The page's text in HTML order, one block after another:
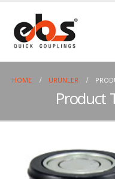
HOME ÜRÜNLER
Product